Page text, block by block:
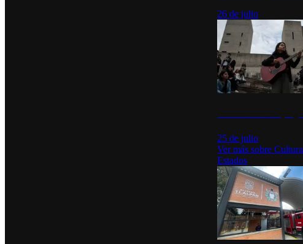
26 de julio
25 de julio
Ver más sobreCultura
Estados